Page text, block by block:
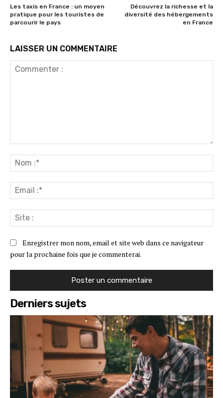
Les taxis en France : un moyen
pratique pour les touristes de
parcourir le pays
Découvrez la richesse et la
diversité des hébergements
en France
LAISSER UN COMMENTAIRE
:*
:*
:
Enregistrer mon nom, email et site web dans ce navigateur
pour la prochaine fois que je commenterai.
Derniers sujets